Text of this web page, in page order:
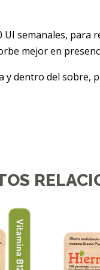
semanales,
mejor en
dentro del